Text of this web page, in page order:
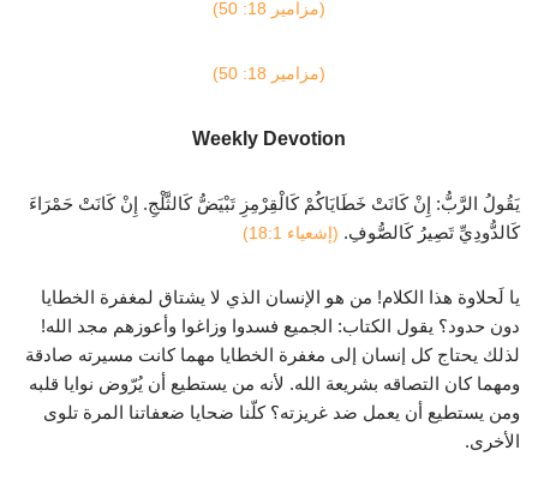
(مزامير 18: 50)
(مزامير 18: 50)
Weekly Devotion
يَقُولُ الرَّبُّ: إِنْ كَانَتْ خَطَايَاكُمْ كَالْقِرْمِزِ تَبْيَضُّ كَالثَّلْجِ. إِنْ كَانَتْ حَمْرَاءَ
كَالدُّودِيِّ تَصِيرُ كَالصُّوفِ. (إشعياء 18:1)
يا لَحلاوة هذا الكلام! من هو الإنسان الذي لا يشتاق لمغفرة الخطايا
دون حدود؟ يقول الكتاب: الجميع فسدوا وزاغوا وأعوزهم مجد الله!
لذلك يحتاج كل إنسان إلى مغفرة الخطايا مهما كانت مسيرته صادقة
ومهما كان التصاقه بشريعة الله. لأنه من يستطيع أن يُرّوض نوايا قلبه
ومن يستطيع أن يعمل ضد غريزته؟ كلّنا ضحايا ضعفاتنا المرة تلوى
الأخرى.